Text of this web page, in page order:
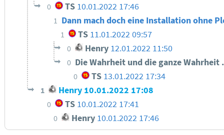
0 TS 10.01.2022 17:46
1 Dann mach doch eine Installation ohne
1 TS 11.01.2022 09:57
0 Henry 12.01.2022 11:50
0 Die Wahrheit und die ganze Wahrheit
0 TS 13.01.2022 17:34
1 Henry 10.01.2022 17:08
0 TS 10.01.2022 17:41
0 Henry 10.01.2022 17:46